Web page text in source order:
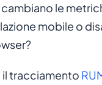
le
mobile o
il tracciamento